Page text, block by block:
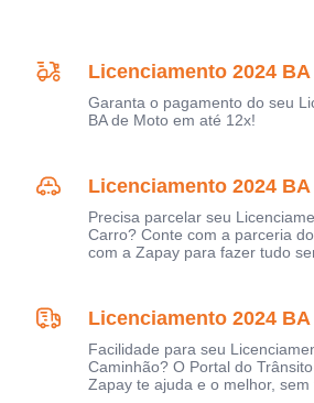
Licenciamento 2024
Garanta o pagamento do seu
BA de Moto em até 12x!
Licenciamento 2024
Precisa parcelar seu
Carro? Conte com a parceria
com a Zapay para fazer tudo
Licenciamento 2024
Facilidade para seu
Caminhão? O Portal do
Zapay te ajuda e o melhor, sem